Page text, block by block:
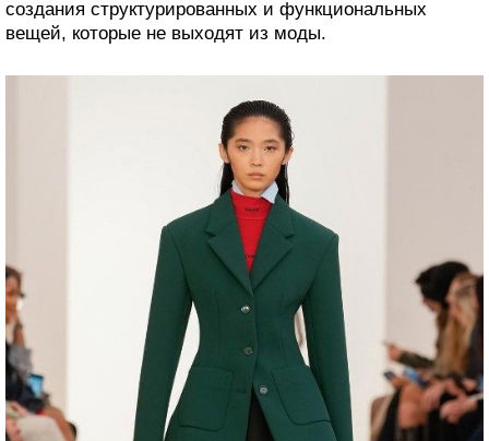
создания структурированных и функциональных
вещей, которые не выходят из моды.